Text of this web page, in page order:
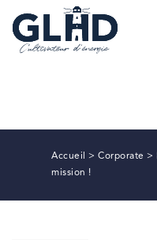
Accueil > Corporate >
mission !